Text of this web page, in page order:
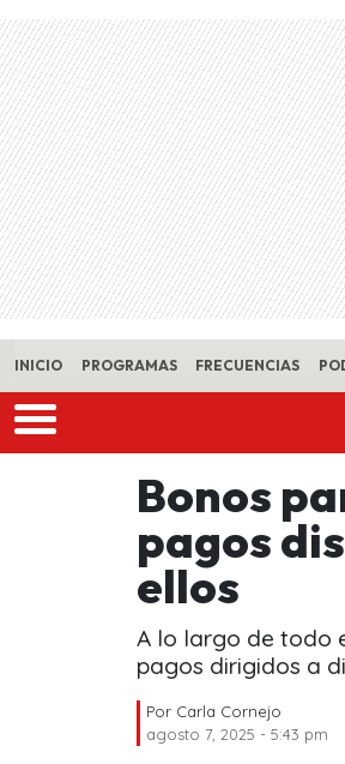
Skip to main content
INICIO PROGRAMAS FRECUENCIAS
Bonos
pagos
ellos
A lo largo de todo
pagos dirigidos a
Por Carla Cornejo
agosto 7, 2025 - 5:43 pm